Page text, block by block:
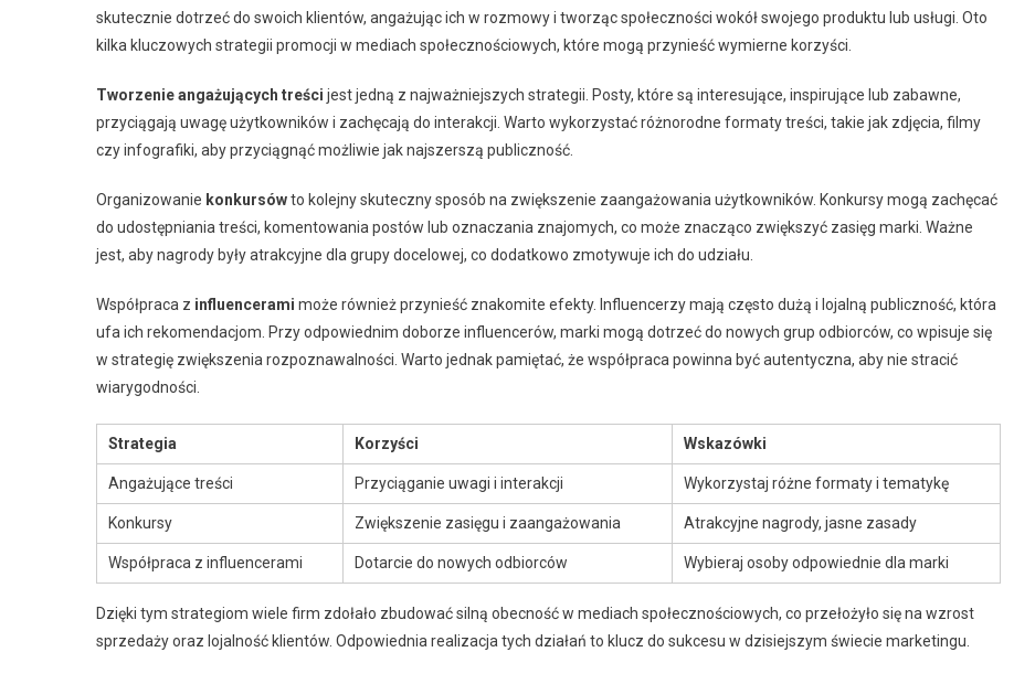
skutecznie dotrzeć do swoich klientów, angażując ich w rozmowy i tworząc społeczności wokół swojego produktu lub usługi. Oto
kilka kluczowych strategii promocji w mediach społecznościowych, które mogą przynieść wymierne korzyści.
Tworzenie angażujących treści jest jedną z najważniejszych strategii. Posty, które są interesujące, inspirujące lub zabawne,
przyciągają uwagę użytkowników i zachęcają do interakcji. Warto wykorzystać różnorodne formaty treści, takie jak zdjęcia, filmy
czy infografiki, aby przyciągnąć możliwie jak najszerszą publiczność.
Organizowanie konkursówto kolejny skuteczny sposób na zwiększenie zaangażowania użytkowników. Konkursy mogą zachęcać
do udostępniania treści, komentowania postów lub oznaczania znajomych, co może znacząco zwiększyć zasięg marki. Ważne
jest, aby nagrody były atrakcyjne dla grupy docelowej, co dodatkowo zmotywuje ich do udziału.
Współpraca z influencerami może również przynieść znakomite efekty. Influencerzy mają często dużą i lojalną publiczność, która
ufa ich rekomendacjom. Przy odpowiednim doborze influencerów, marki mogą dotrzeć do nowych grup odbiorców, co wpisuje się
w strategię zwiększenia rozpoznawalności. Warto jednak pamiętać, że współpraca powinna być autentyczna, aby nie stracić
wiarygodności.
Strategia Korzyści Wskazówki
Angażujące treści Przyciąganie uwagi i interakcji Wykorzystaj różne formaty i tematykę
Konkursy Zwiększenie zasięgu i zaangażowania Atrakcyjne nagrody, jasne zasady
Współpraca z influencerami Dotarcie do nowych odbiorców Wybieraj osoby odpowiednie dla marki
Dzięki tym strategiom wiele firm zdołało zbudować silną obecność w mediach społecznościowych, co przełożyło się na wzrost
sprzedaży oraz lojalność klientów. Odpowiednia realizacja tych działań to klucz do sukcesu w dzisiejszym świecie marketingu.